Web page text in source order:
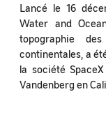
Lancé le 16
Water and
topographie
continentales, a
la société
Vandenberg en